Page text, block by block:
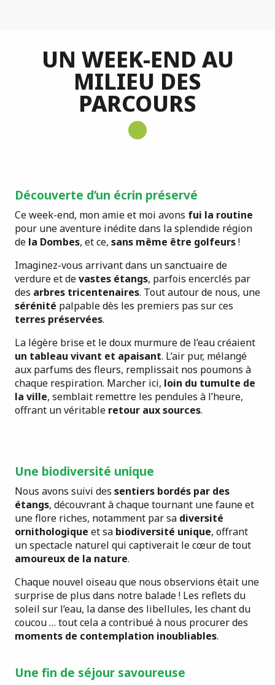
UN WEEK-END AU
MILIEU DES
PARCOURS
Découverte d’un écrin préservé
Ce week-end, mon amie et moi avons fui la routine
pour une aventure inédite dans la splendide région
de la Dombes, et ce, sans même être golfeurs!
Imaginez-vous arrivant dans un sanctuaire de
verdure et devastes étangs, parfois encerclés par
des arbres tricentenaires. Tout autour de nous, une
sérénité palpable dès les premiers pas sur ces
terres préservées.
La légère brise et le doux murmure de l’eau créaient
un tableau vivant et apaisant. L’air pur, mélangé
aux parfums des fleurs, remplissait nos poumons à
chaque respiration. Marcher ici, loin du tumulte de
la ville, semblait remettre les pendules à l’heure,
offrant un véritable retour aux sources.
Une biodiversité unique
Nous avons suivi des sentiers bordés par des
étangs, découvrant à chaque tournant une faune et
une flore riches, notamment par sa diversité
ornithologique et sa biodiversité unique, offrant
un spectacle naturel qui captiverait le cœur de tout
amoureux de la nature.
Chaque nouvel oiseau que nous observions était une
surprise de plus dans notre balade ! Les reflets du
soleil sur l’eau, la danse des libellules, les chant du
coucou … tout cela a contribué à nous procurer des
moments de contemplation inoubliables.
Une fin de séjour savoureuse